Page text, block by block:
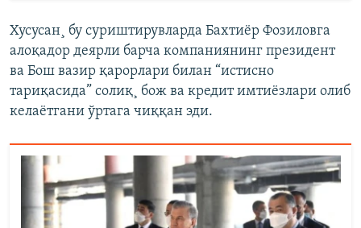
Хусусан¸ бу суриштирувларда Бахтиëр Фозиловга
алоқадор деярли барча компаниянинг президент
ва Бош вазир қарорлари билан “истисно
тариқасида” солиқ¸ бож ва кредит имтиëзлари олиб
келаëтгани ўртага чиққан эди.